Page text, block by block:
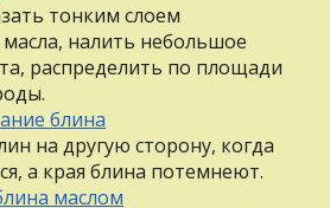
тонким слоем
налить небольшое
распределить по площади
на другую сторону, когда
а края блина потемнеют.